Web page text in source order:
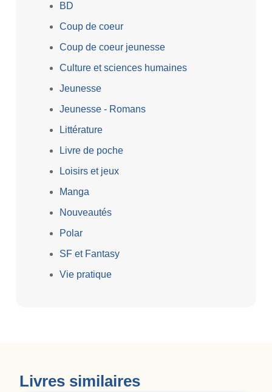
BD
Coup de coeur
Coup de coeur jeunesse
Culture et sciences humaines
Jeunesse
Jeunesse - Romans
Littérature
Livre de poche
Loisirs et jeux
Manga
Nouveautés
Polar
SF et Fantasy
Vie pratique
Livres similaires